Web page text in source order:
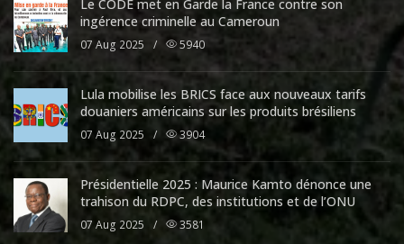
Le CODE met en Garde la France contre son
ingérence criminelle au Cameroun
07 Aug 2025 / 5940
Lula mobilise les BRICS face aux nouveaux tarifs
douaniers américains sur les produits brésiliens
07 Aug 2025 / 3904
Présidentielle 2025 : Maurice Kamto dénonce une
trahison du RDPC, des institutions et de l’ONU
07 Aug 2025 / 3581